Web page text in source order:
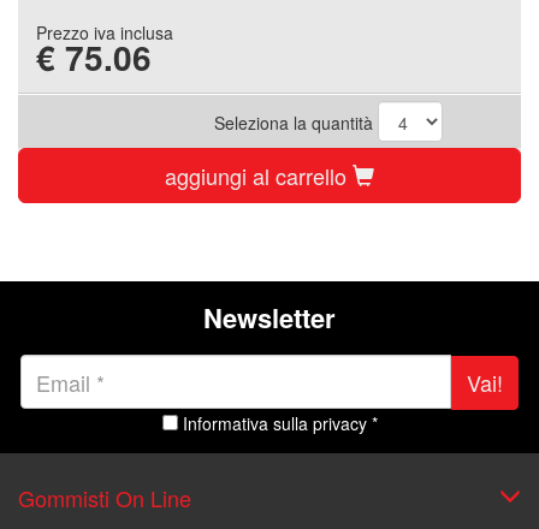
Prezzo iva inclusa
€ 75.06
Seleziona la quantità
aggiungi al carrello
Newsletter
Vai!
Informativa sulla privacy *
Gommisti On Line